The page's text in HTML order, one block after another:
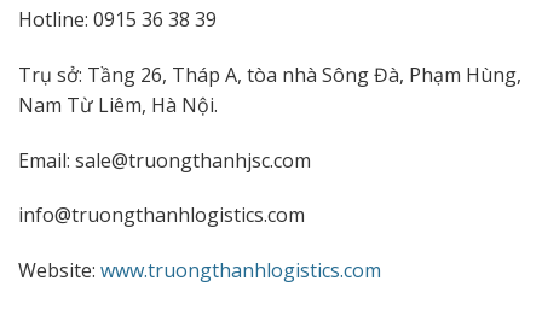
Hotline: 0915 36 38 39
Trụ sở: Tầng 26, Tháp A, tòa nhà Sông Đà, Phạm Hùng,
Nam Từ Liêm, Hà Nội.
Email: sale@truongthanhjsc.com
info@truongthanhlogistics.com
Website: www.truongthanhlogistics.com